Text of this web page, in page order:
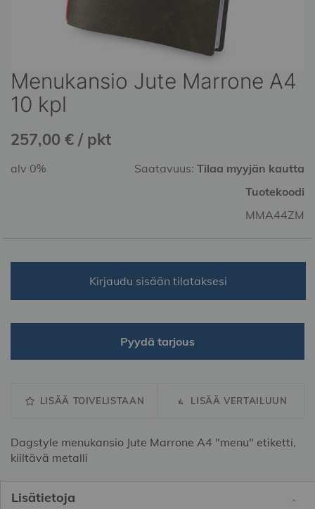
Menukansio Jute Marrone A4
10 kpl
257,00 € / pkt
Saatavuus: Tilaa myyjän kautta
Tuotekoodi
MMA44ZM
alv 0%
Kirjaudu sisään tilataksesi
Pyydä tarjous
LISÄÄ TOIVELISTAAN LISÄÄ VERTAILUUN
Dagstyle menukansio Jute Marrone A4 "menu" etiketti,
kiiltävä metalli
Skip
to
the
of
images
Lisätietoja